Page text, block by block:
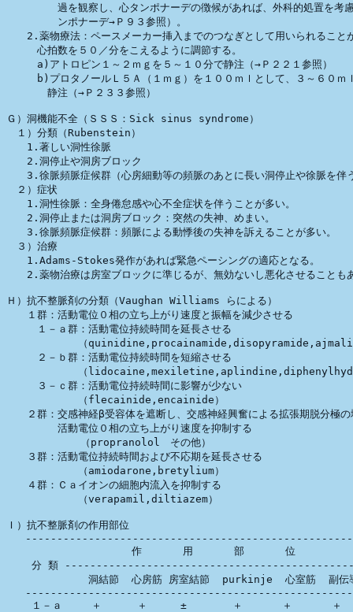
過を観察し、心タンポナーデの徴候があれば、外科的処置を考慮
ンポナーデ→Ｐ９３参照）。
2.薬物療法：ペースメーカー挿入までのつなぎとして用いられること
心拍数を５０／分をこえるように調節する。
a)アトロピン１～２ｍｇを５～１０分で静注（→Ｐ２２１参照）
b)プロタノールＬ５Ａ（１ｍｇ）を１００ｍｌとして、３～６０ｍ
静注（→Ｐ２３３参照）
Ｇ）洞機能不全（ＳＳＳ：Sick sinus syndrome）
１）分類（Rubenstein）
1.著しい洞性徐脈
2.洞停止や洞房ブロック
3.徐脈頻脈症候群（心房細動等の頻脈のあとに長い洞停止や徐脈を伴
２）症状
1.洞性徐脈：全身倦怠感や心不全症状を伴うことが多い。
2.洞停止または洞房ブロック：突然の失神、めまい。
3.徐脈頻脈症候群：頻脈による動悸後の失神を訴えることが多い。
３）治療
1.Adams-Stokes発作があれば緊急ペーシングの適応となる。
2.薬物治療は房室ブロックに準じるが、無効ないし悪化させることも
Ｈ）抗不整脈剤の分類（Vaughan Williams らによる）
１群：活動電位０相の立ち上がり速度と振幅を減少させる
１－ａ群：活動電位持続時間を延長させる
（
２－ｂ群：活動電位持続時間を短縮させる
（
３－ｃ群：活動電位持続時間に影響が少ない
（flecainide,encainide）
２群：交感神経β受容体を遮断し、交感神経興奮による拡張期脱分極の
活動電位０相の立ち上がり速度を抑制する
（propranolol　その他）
３群：活動電位持続時間および不応期を延長させる
（amiodarone,bretylium）
４群：Ｃａイオンの細胞内流入を抑制する
（verapamil,diltiazem）
Ｉ）抗不整脈剤の作用部位
   　　　            作　　　　用　　　　部　　　　位
分 類
洞結節  心房筋 房室結節  purkinje  心室筋  副伝
１－ａ   　＋    　＋ 　 　±   　　 ＋  　　 ＋   　　